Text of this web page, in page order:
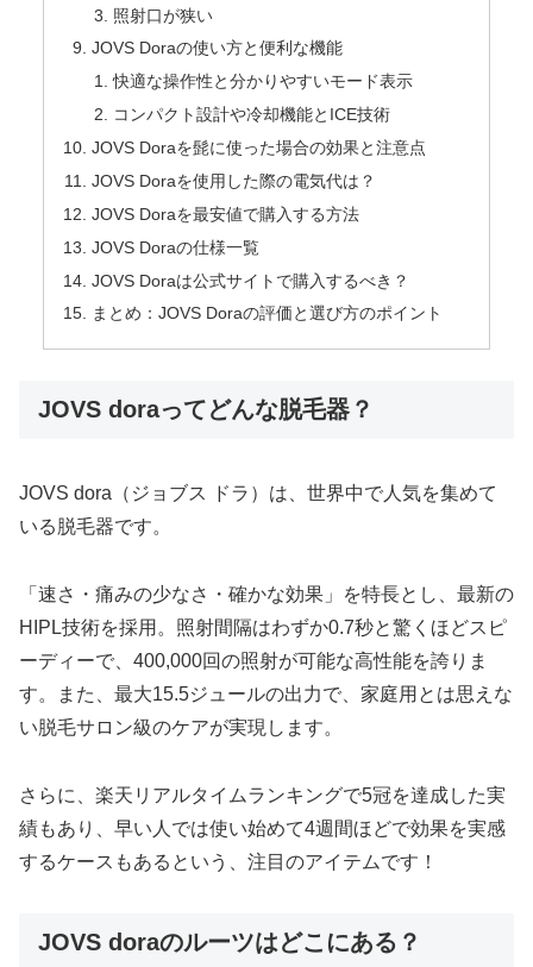
照射口が狭い
JOVS Doraの使い方と便利な機能
快適な操作性と分かりやすいモード表示
コンパクト設計や冷却機能とICE技術
JOVS Doraを髭に使った場合の効果と注意点
JOVS Doraを使用した際の電気代は？
JOVS Doraを最安値で購入する方法
JOVS Doraの仕様一覧
JOVS Doraは公式サイトで購入するべき？
まとめ：JOVS Doraの評価と選び方のポイント
JOVS doraってどんな脱毛器？
JOVS dora（ジョブス ドラ）は、世界中で人気を集めて
いる脱毛器です。
「速さ・痛みの少なさ・確かな効果」を特長とし、最新の
HIPL技術を採用。照射間隔はわずか0.7秒と驚くほどスピ
ーディーで、400,000回の照射が可能な高性能を誇りま
す。また、最大15.5ジュールの出力で、家庭用とは思えな
い脱毛サロン級のケアが実現します。
さらに、楽天リアルタイムランキングで5冠を達成した実
績もあり、早い人では使い始めて4週間ほどで効果を実感
するケースもあるという、注目のアイテムです！
JOVS doraのルーツはどこにある？